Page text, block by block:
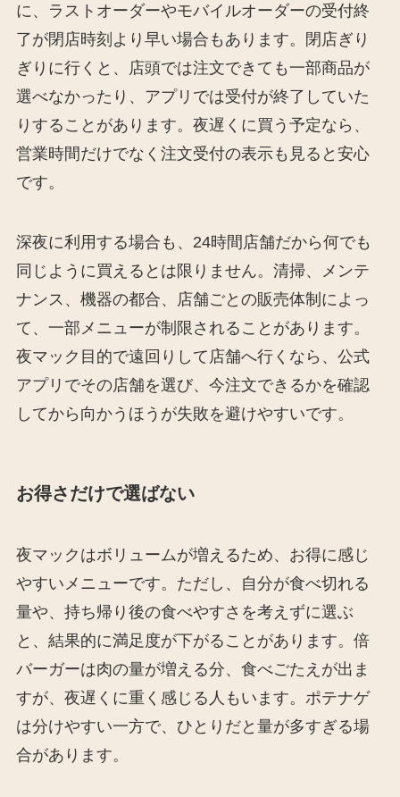
に、ラストオーダーやモバイルオーダーの受付終
了が閉店時刻より早い場合もあります。閉店ぎり
ぎりに行くと、店頭では注文できても一部商品が
選べなかったり、アプリでは受付が終了していた
りすることがあります。夜遅くに買う予定なら、
営業時間だけでなく注文受付の表示も見ると安心
です。
深夜に利用する場合も、24時間店舗だから何でも
同じように買えるとは限りません。清掃、メンテ
ナンス、機器の都合、店舗ごとの販売体制によっ
て、一部メニューが制限されることがあります。
夜マック目的で遠回りして店舗へ行くなら、公式
アプリでその店舗を選び、今注文できるかを確認
してから向かうほうが失敗を避けやすいです。
お得さだけで選ばない
夜マックはボリュームが増えるため、お得に感じ
やすいメニューです。ただし、自分が食べ切れる
量や、持ち帰り後の食べやすさを考えずに選ぶ
と、結果的に満足度が下がることがあります。倍
バーガーは肉の量が増える分、食べごたえが出ま
すが、夜遅くに重く感じる人もいます。ポテナゲ
は分けやすい一方で、ひとりだと量が多すぎる場
合があります。